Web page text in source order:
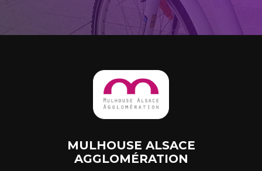
MULHOUSE ALSACE
AGGLOMÉRATION